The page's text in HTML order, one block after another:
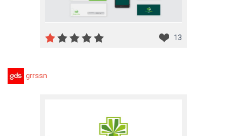
13
grrssn